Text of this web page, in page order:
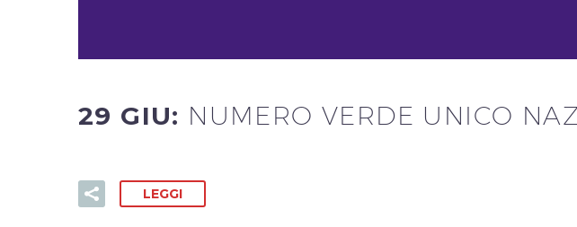
29 GIU: NUMERO VERDE UNICO
LEGGI